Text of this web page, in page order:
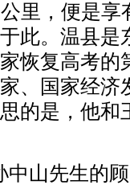
，便是享
此。温县是
恢复高考的
、国家经
的是，他和
山先生的顾